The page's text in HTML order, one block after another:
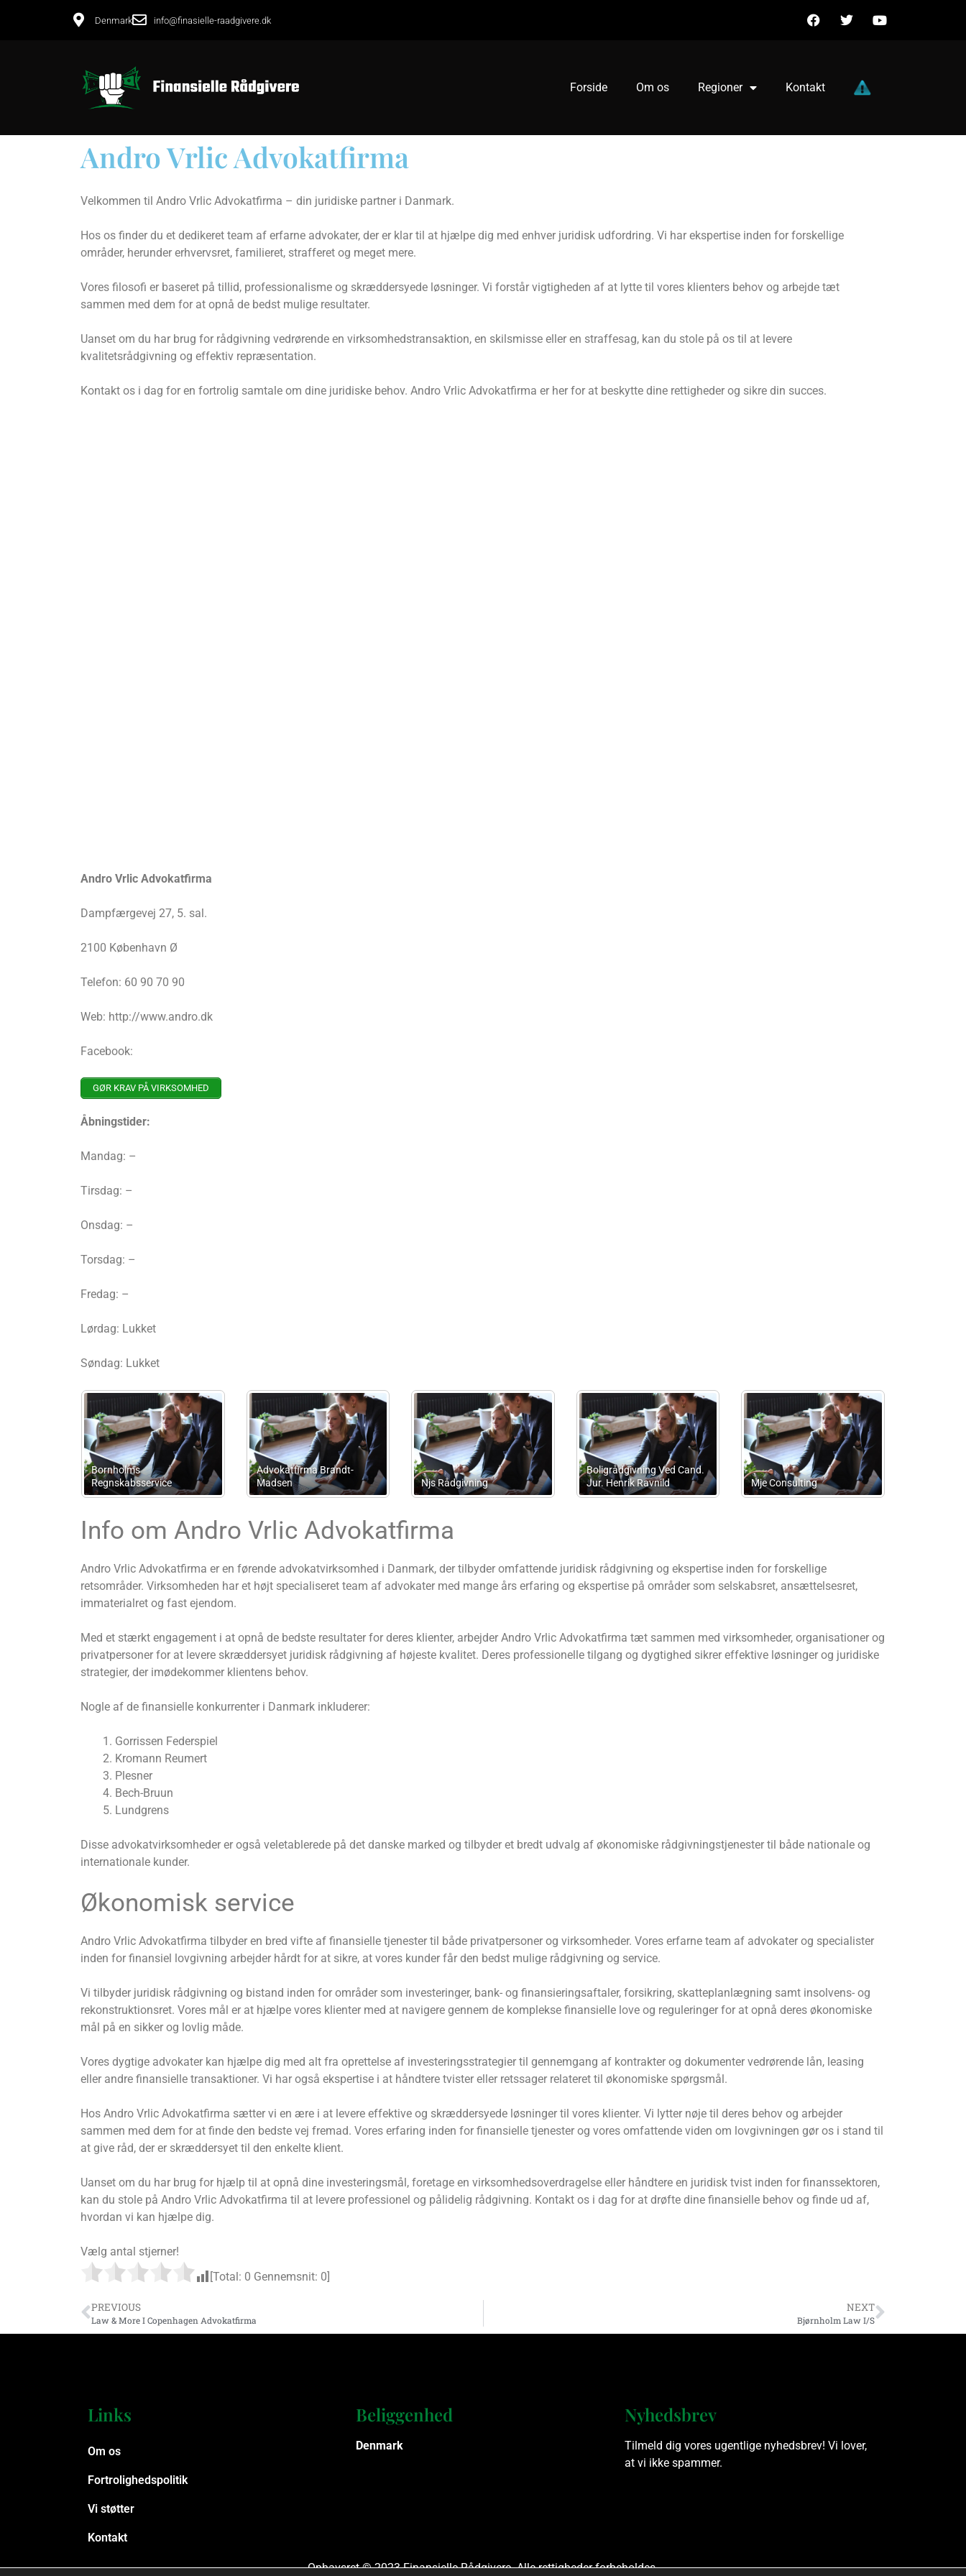
Denmark info@finasielle-raadgivere.dk
Forside Om os Regioner Kontakt
Andro Vrlic Advokatfirma
Velkommen til Andro Vrlic Advokatfirma – din juridiske partner i Danmark.
Hos os finder du et dedikeret team af erfarne advokater, der er klar til at hjælpe dig med enhver juridisk udfordring. Vi har ekspertise inden for forskellige
områder, herunder erhvervsret, familieret, strafferet og meget mere.
Vores filosofi er baseret på tillid, professionalisme og skræddersyede løsninger. Vi forstår vigtigheden af ​​at lytte til vores klienters behov og arbejde tæt
sammen med dem for at opnå de bedst mulige resultater.
Uanset om du har brug for rådgivning vedrørende en virksomhedstransaktion, en skilsmisse eller en straffesag, kan du stole på os til at levere
kvalitetsrådgivning og effektiv repræsentation.
Kontakt os i dag for en fortrolig samtale om dine juridiske behov. Andro Vrlic Advokatfirma er her for at beskytte dine rettigheder og sikre din succes.
Andro Vrlic Advokatfirma
Dampfærgevej 27, 5. sal.
2100 København Ø
Telefon: 60 90 70 90
Web: http://www.andro.dk
Facebook:
GØR KRAV PÅ VIRKSOMHED
Åbningstider:
Mandag: –
Tirsdag: –
Onsdag: –
Torsdag: –
Fredag: –
Lørdag: Lukket
Søndag: Lukket
Boligrådgivning Ved Cand.
Jur. Henrik Ravnild
Mje Consulting RessourceKompagniet
Curia
Advokatpartnerselskab
Håkonsson Advokater
Advokatanpartsselskab
Info om Andro Vrlic Advokatfirma
Andro Vrlic Advokatfirma er en førende advokatvirksomhed i Danmark, der tilbyder omfattende juridisk rådgivning og ekspertise inden for forskellige
retsområder. Virksomheden har et højt specialiseret team af advokater med mange års erfaring og ekspertise på områder som selskabsret, ansættelsesret,
immaterialret og fast ejendom.
Med et stærkt engagement i at opnå de bedste resultater for deres klienter, arbejder Andro Vrlic Advokatfirma tæt sammen med virksomheder, organisationer og
privatpersoner for at levere skræddersyet juridisk rådgivning af højeste kvalitet. Deres professionelle tilgang og dygtighed sikrer effektive løsninger og juridiske
strategier, der imødekommer klientens behov.
Nogle af de finansielle konkurrenter i Danmark inkluderer:
Gorrissen Federspiel
Kromann Reumert
Plesner
Bech-Bruun
Lundgrens
Disse advokatvirksomheder er også veletablerede på det danske marked og tilbyder et bredt udvalg af økonomiske rådgivningstjenester til både nationale og
internationale kunder.
Økonomisk service
Andro Vrlic Advokatfirma tilbyder en bred vifte af finansielle tjenester til både privatpersoner og virksomheder. Vores erfarne team af advokater og specialister
inden for finansiel lovgivning arbejder hårdt for at sikre, at vores kunder får den bedst mulige rådgivning og service.
Vi tilbyder juridisk rådgivning og bistand inden for områder som investeringer, bank- og finansieringsaftaler, forsikring, skatteplanlægning samt insolvens- og
rekonstruktionsret. Vores mål er at hjælpe vores klienter med at navigere gennem de komplekse finansielle love og reguleringer for at opnå deres økonomiske
mål på en sikker og lovlig måde.
Vores dygtige advokater kan hjælpe dig med alt fra oprettelse af investeringsstrategier til gennemgang af kontrakter og dokumenter vedrørende lån, leasing
eller andre finansielle transaktioner. Vi har også ekspertise i at håndtere tvister eller retssager relateret til økonomiske spørgsmål.
Hos Andro Vrlic Advokatfirma sætter vi en ære i at levere effektive og skræddersyede løsninger til vores klienter. Vi lytter nøje til deres behov og arbejder
sammen med dem for at finde den bedste vej fremad. Vores erfaring inden for finansielle tjenester og vores omfattende viden om lovgivningen gør os i stand til
at give råd, der er skræddersyet til den enkelte klient.
Uanset om du har brug for hjælp til at opnå dine investeringsmål, foretage en virksomhedsoverdragelse eller håndtere en juridisk tvist inden for finanssektoren,
kan du stole på Andro Vrlic Advokatfirma til at levere professionel og pålidelig rådgivning. Kontakt os i dag for at drøfte dine finansielle behov og finde ud af,
hvordan vi kan hjælpe dig.
Vælg antal stjerner!
[Total: 0 Gennemsnit: 0]
PREVIOUS
Law & More I Copenhagen Advokatfirma
NEXT
Bjørnholm Law I/S
Links
Om os
Fortrolighedspolitik
Vi støtter
Kontakt
Beliggenhed
Denmark
Nyhedsbrev
Tilmeld dig vores ugentlige nyhedsbrev! Vi lover,
at vi ikke spammer.
Ophavsret © 2023 Finansielle Rådgivere. Alle rettigheder forbeholdes.